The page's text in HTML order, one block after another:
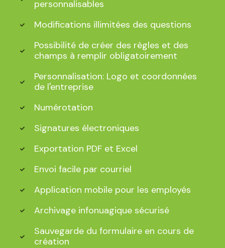
personnalisables
Modifications illimitées des questions
Possibilité de créer des règles et des
champs à remplir obligatoirement
Personnalisation: Logo et coordonnées
de l'entreprise
Numérotation
Signatures électroniques
Exportation PDF et Excel
Envoi facile par courriel
Application mobile pour les employés
Archivage infonuagique sécurisé
Sauvegarde du formulaire en cours de
création